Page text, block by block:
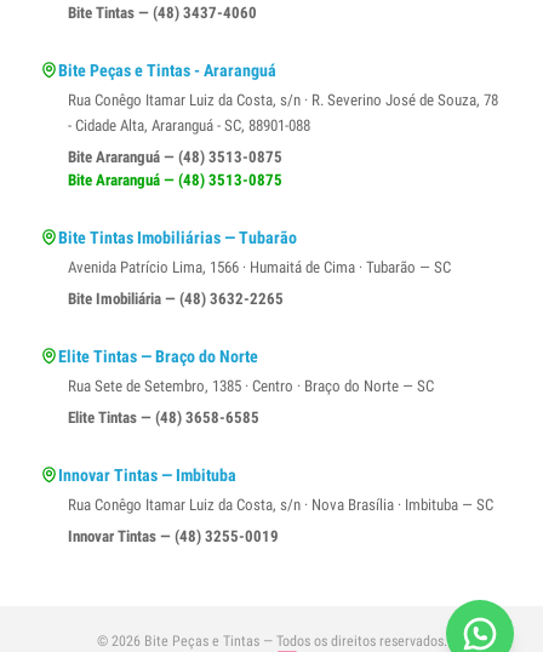
Bite Tintas — (48) 3437-4060
Bite Peças e Tintas - Araranguá
Rua Conêgo Itamar Luiz da Costa, s/n · R. Severino José de Souza, 78
- Cidade Alta, Araranguá - SC, 88901-088
Bite Araranguá — (48) 3513-0875
Bite Araranguá — (48) 3513-0875
Bite Tintas Imobiliárias — Tubarão
Avenida Patrício Lima, 1566 · Humaitá de Cima · Tubarão — SC
Bite Imobiliária — (48) 3632-2265
Elite Tintas — Braço do Norte
Rua Sete de Setembro, 1385 · Centro · Braço do Norte — SC
Elite Tintas — (48) 3658-6585
Innovar Tintas — Imbituba
Rua Conêgo Itamar Luiz da Costa, s/n · Nova Brasília · Imbituba — SC
Innovar Tintas — (48) 3255-0019
© 2026 Bite Peças e Tintas — Todos os direitos reservados.